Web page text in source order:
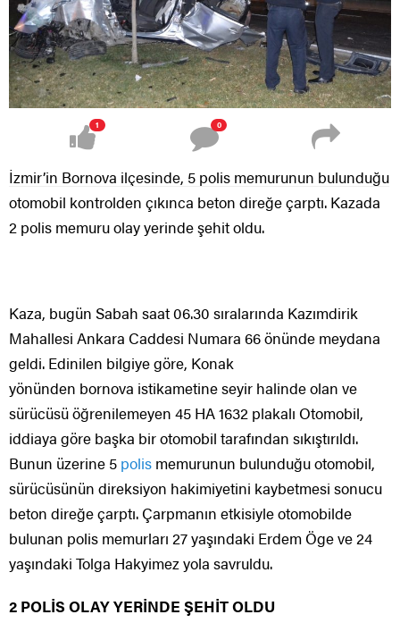
1 0
İzmir’in Bornova ilçesinde, 5 polis memurunun bulunduğu
otomobil kontrolden çıkınca beton direğe çarptı. Kazada
2 polis memuru olay yerinde şehit oldu.
Kaza, bugün Sabah saat 06.30 sıralarında Kazımdirik
Mahallesi Ankara Caddesi Numara 66 önünde meydana
geldi. Edinilen bilgiye göre, Konak
yönünden bornova istikametine seyir halinde olan ve
sürücüsü öğrenilemeyen 45 HA 1632 plakalı Otomobil,
iddiaya göre başka bir otomobil tarafından sıkıştırıldı.
Bunun üzerine 5 polis memurunun bulunduğu otomobil,
sürücüsünün direksiyon hakimiyetini kaybetmesi sonucu
beton direğe çarptı. Çarpmanın etkisiyle otomobilde
bulunan polis memurları 27 yaşındaki Erdem Öge ve 24
yaşındaki Tolga Hakyimez yola savruldu.
2 POLİS OLAY YERİNDE ŞEHİT OLDU